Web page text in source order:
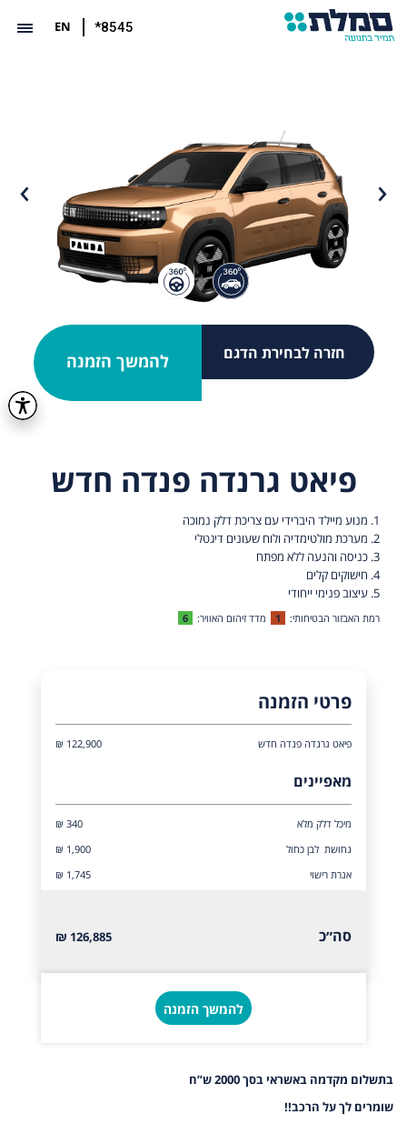
*8545
EN
חזרה לבחירת הדגם להמשך הזמנה
פיאט גרנדה פנדה חדש
1. מנוע מיילד היברידי עם צריכת דלק נמוכה
2. מערכת מולטימדיה ולוח שעונים דיגטלי
3. כניסה והנעה ללא מפתח
4. חישוקים קלים
5. עיצוב פנימי ייחודי
רמת האבזור הבטיחותי: 1 מדד זיהום האוויר: 6
פרטי הזמנה
פיאט גרנדה פנדה חדש 122,900 ₪
מאפיינים
מיכל דלק מלא
₪ 340
נחושת לבן כחול
₪ 1,900
אגרת רישוי
₪ 1,745
סה״כ 126,885 ₪
להמשך הזמנה
בתשלום מקדמה באשראי בסך 2000 ש”ח
שומרים לך על הרכב!!